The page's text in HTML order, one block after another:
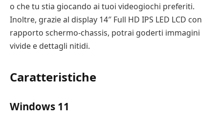
o che tu stia giocando ai tuoi videogiochi preferiti.
Inoltre, grazie al display 14″ Full HD IPS LED LCD con
rapporto schermo-chassis, potrai goderti immagini
vivide e dettagli nitidi.
Caratteristiche
Windows 11